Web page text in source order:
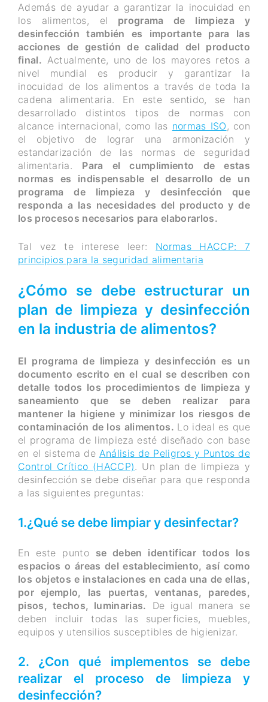
Además de ayudar a garantizar la inocuidad en
los alimentos, el programa de limpieza y
desinfección también es importante para las
acciones de gestión de calidad del producto
final. Actualmente, uno de los mayores retos a
nivel mundial es producir y garantizar la
inocuidad de los alimentos a través de toda la
cadena alimentaria. En este sentido, se han
desarrollado distintos tipos de normas con
alcance internacional, como las normas ISO , con
el objetivo de lograr una armonización y
estandarización de las normas de seguridad
alimentaria. Para el cumplimiento de estas
normas es indispensable el desarrollo de un
programa de limpieza y desinfección que
responda a las necesidades del producto y de
los procesos necesarios para elaborarlos.
Tal vez te interese leer: Normas HACCP: 7
principios para la seguridad alimentaria
¿Cómo se debe estructurar un
plan de limpieza y desinfección
en la industria de alimentos?
El programa de limpieza y desinfección es un
documento escrito en el cual se describen con
detalle todos los procedimientos de limpieza y
saneamiento que se deben realizar para
mantener la higiene y minimizar los riesgos de
contaminación de los alimentos. Lo ideal es que
el programa de limpieza esté diseñado con base
en el sistema de Análisis de Peligros y Puntos de
Control Crítico (HACCP). Un plan de limpieza y
desinfección se debe diseñar para que responda
a las siguientes preguntas:
1.¿Qué se debe limpiar y desinfectar?
En este punto se deben identificar todos los
espacios o áreas del establecimiento, así como
los objetos e instalaciones en cada una de ellas,
por ejemplo, las puertas, ventanas, paredes,
pisos, techos, luminarias. De igual manera se
deben incluir todas las superficies, muebles,
equipos y utensilios susceptibles de higienizar.
2. ¿Con qué implementos se debe
realizar el proceso de limpieza y
desinfección?